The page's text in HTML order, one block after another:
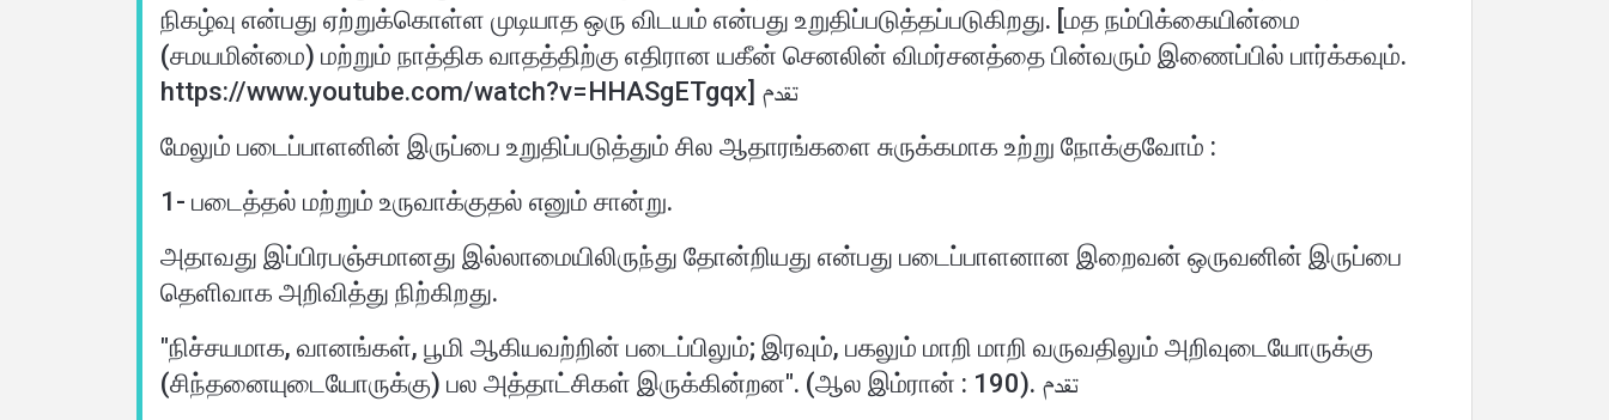
நிகழ்வு என்பது ஏற்றுக்கொள்ள முடியாத ஒரு விடயம் என்பது உறுதிப்படுத்தப்படுகிறது. [மத நம்பிக்கையின்மை
(சமயமின்மை) மற்றும் நாத்திக வாதத்திற்கு எதிரான யகீன் செனலின் விமர்சனத்தை பின்வரும் இணைப்பில் பார்க்கவும்.
https://www.youtube.com/watch?v=HHASgETgqx] تقدم
மேலும் படைப்பாளனின் இருப்பை உறுதிப்படுத்தும் சில ஆதாரங்களை சுருக்கமாக உற்று நோக்குவோம் :
1- படைத்தல் மற்றும் உருவாக்குதல் எனும் சான்று.
அதாவது இப்பிரபஞ்சமானது இல்லாமையிலிருந்து தோன்றியது என்பது படைப்பாளனான இறைவன் ஒருவனின் இருப்பை
தெளிவாக அறிவித்து நிற்கிறது.
"நிச்சயமாக, வானங்கள், பூமி ஆகியவற்றின் படைப்பிலும்; இரவும், பகலும் மாறி மாறி வருவதிலும் அறிவுடையோருக்கு
(சிந்தனையுடையோருக்கு) பல அத்தாட்சிகள் இருக்கின்றன". (ஆல இம்ரான் : 190). تقدم